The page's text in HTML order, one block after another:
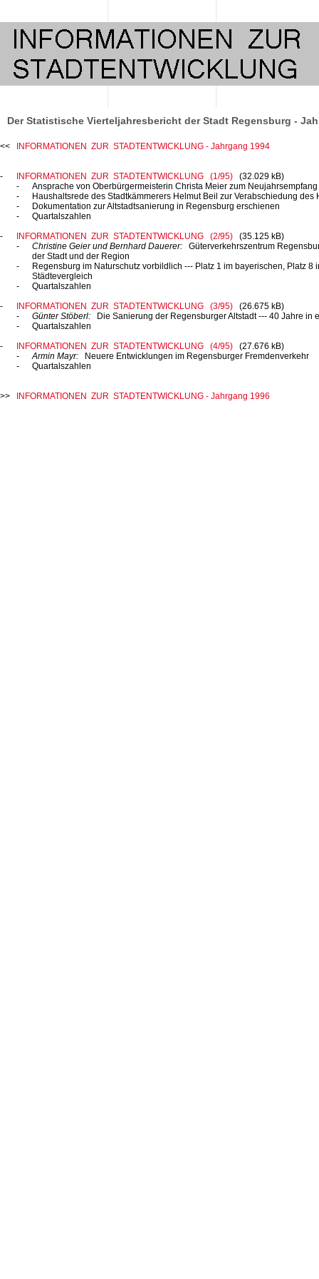
Der Statistische Vierteljahresbericht der Stadt Regensburg -
INFORMATIONEN ZUR STADTENTWICKLUNG - Jahrgang 1994
INFORMATIONEN ZUR STADTENTWICKLUNG (1/95)
(32.029 kB)
Ansprache von Oberbürgermeisterin Christa Meier zum
Haushaltsrede des Stadtkämmerers Helmut Beil zur Verabschiedung des
Dokumentation zur Altstadtsanierung in Regensburg erschienen
Quartalszahlen
INFORMATIONEN ZUR STADTENTWICKLUNG (2/95)
(35.125 kB)
Christine Geier und Bernhard Dauerer: Güterverkehrszentrum
der Stadt und der Region
Regensburg im Naturschutz vorbildlich --- Platz 1 im bayerischen, Platz 8
Städtevergleich
Quartalszahlen
INFORMATIONEN ZUR STADTENTWICKLUNG (3/95)
(26.675 kB)
Günter Stöberl: Die Sanierung der RegensburgerAltstadt --- 40 Jahre in
Quartalszahlen
INFORMATIONEN ZUR STADTENTWICKLUNG (4/95)
(27.676 kB)
Armin Mayr: Neuere Entwicklungen im Regensburger Fremdenverkehr
Quartalszahlen
INFORMATIONEN ZUR STADTENTWICKLUNG - Jahrgang 1996